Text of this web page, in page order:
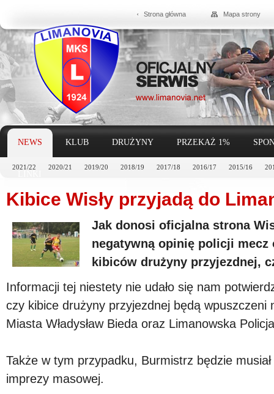
Strona główna Mapa strony
NEWS
2021/22 2020/21 2019/20 2018/19 2017/18 2016/17 2015/16
KLUB DRUŻYNY PRZEKAŻ 1%
Kibice Wisły przyjadą do
Jak donosi oficjalna strona
negatywną opinię policji mecz
kibiców drużyny przyjezdnej,
Informacji tej niestety nie udało się nam
czy kibice drużyny przyjezdnej będą
Miasta Władysław Bieda oraz Limanowska
Także w tym przypadku, Burmistrz będzie
imprezy masowej.